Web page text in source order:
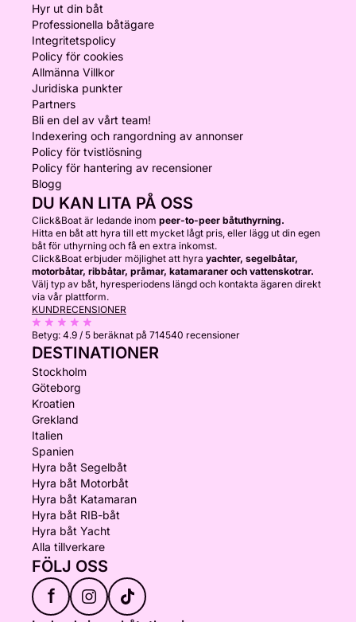
Hyr ut din båt
Professionella båtägare
Integritetspolicy
Policy för cookies
Allmänna Villkor
Juridiska punkter
Partners
Bli en del av vårt team!
Indexering och rangordning av annonser
Policy för tvistlösning
Policy för hantering av recensioner
Blogg
DU KAN LITA PÅ OSS
Click&Boat är ledande inom peer-to-peer båtuthyrning.
Hitta en båt att hyra till ett mycket lågt pris, eller lägg ut din egen
båt för uthyrning och få en extra inkomst.
Click&Boat erbjuder möjlighet att hyra yachter, segelbåtar,
motorbåtar, ribbåtar, pråmar, katamaraner och vattenskotrar.
Välj typ av båt, hyresperiodens längd och kontakta ägaren direkt
via vår plattform.
KUNDRECENSIONER
Betyg: 4.9 / 5 beräknat på 714540 recensioner
DESTINATIONER
Stockholm
Göteborg
Kroatien
Grekland
Italien
Spanien
Hyra båt Segelbåt
Hyra båt Motorbåt
Hyra båt Katamaran
Hyra båt RIB-båt
Hyra båt Yacht
Alla tillverkare
FÖLJ OSS
f